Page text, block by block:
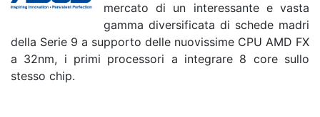
mercato di un interessante e vasta
gamma diversificata di schede madri
della Serie 9 a supporto delle nuovissime CPU AMD FX
a 32nm, i primi processori a integrare 8 core sullo
stesso chip.